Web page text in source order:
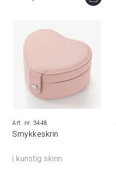
3448
Smykkeskrin
i kunstig skinn